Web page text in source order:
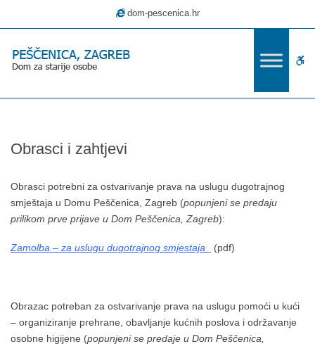
zahtjevi
dom-pescenica.hr
Obrasci i zahtjevi
Obrasci potrebni za ostvarivanje prava na uslugu dugotrajnog
smještaja u Domu Peščenica, Zagreb (popunjeni se predaju
prilikom prve prijave u Dom Peščenica, Zagreb):
Zamolba – za uslugu dugotrajnog smjestaja_ (pdf)
Obrazac potreban za ostvarivanje prava na uslugu pomoći u kući
– organiziranje prehrane, obavljanje kućnih poslova i održavanje
osobne higijene (popunjeni se predaje u Dom Peščenica,